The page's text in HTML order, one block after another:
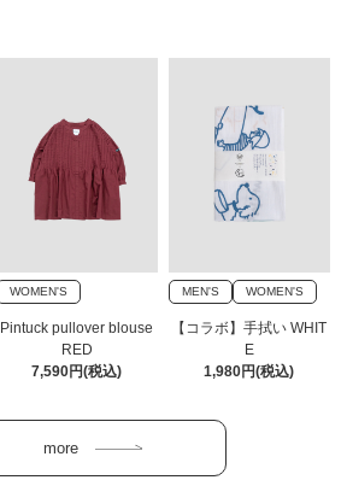
WOMEN'S
Pintuck pullover blouse
RED
7,590円(税込)
MEN'S WOMEN'S
【コラボ】手拭い WHIT
E
1,980円(税込)